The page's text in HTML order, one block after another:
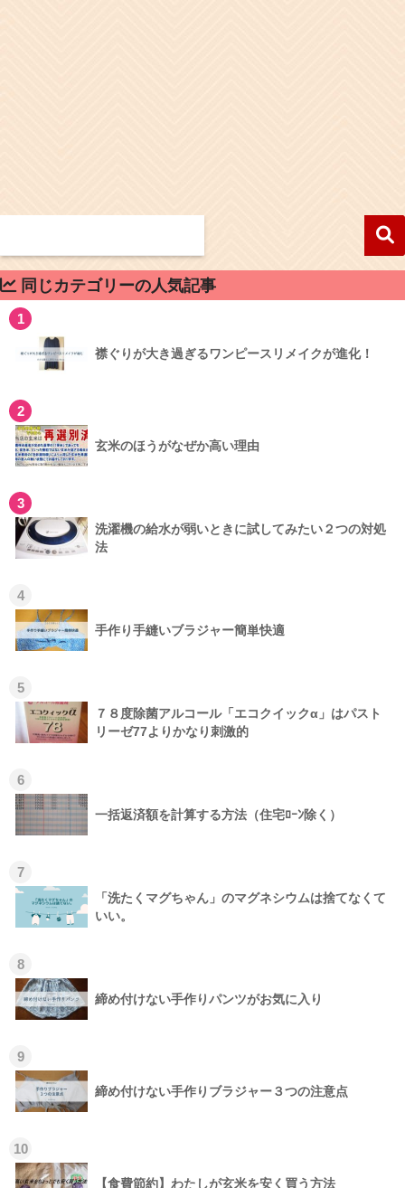
同じカテゴリーの人気記事
1
襟ぐりが大き過ぎるワンピースリメイクが進化！
2
玄米のほうがなぜか高い理由
3
洗濯機の給水が弱いときに試してみたい２つの対処
法
4
手作り手縫いブラジャー簡単快適
5
７８度除菌アルコール「エコクイックα」はパスト
リーゼ77よりかなり刺激的
6
一括返済額を計算する方法（住宅ﾛｰﾝ除く）
7
「洗たくマグちゃん」のマグネシウムは捨てなくて
いい。
8
締め付けない手作りパンツがお気に入り
9
締め付けない手作りブラジャー３つの注意点
10
【食費節約】わたしが玄米を安く買う方法